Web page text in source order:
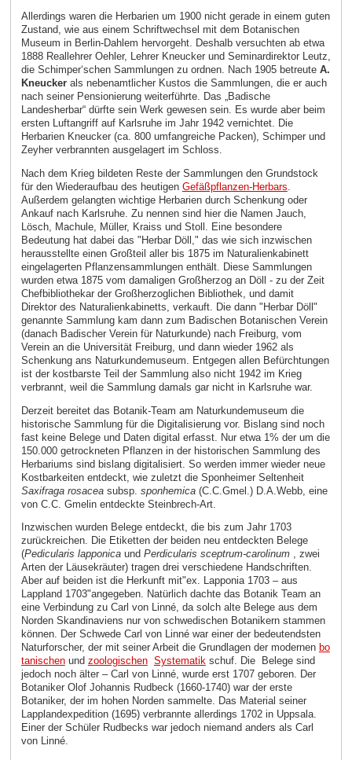
Allerdings waren die Herbarien um 1900 nicht gerade in einem guten
Zustand, wie aus einem Schriftwechsel mit dem Botanischen
Museum in Berlin-Dahlem hervorgeht. Deshalb versuchten ab etwa
1888 Reallehrer Oehler, Lehrer Kneucker und Seminardirektor Leutz,
die Schimper‘schen Sammlungen zu ordnen. Nach 1905 betreute A.
Kneuckerals nebenamtlicher Kustos die Sammlungen, die er auch
nach seiner Pensionierung weiterführte. Das „Badische
Landesherbar“ dürfte sein Werk gewesen sein. Es wurde aber beim
ersten Luftangriff auf Karlsruhe im Jahr 1942 vernichtet. Die
Herbarien Kneucker (ca. 800 umfangreiche Packen), Schimper und
Zeyher verbrannten ausgelagert im Schloss.
Nach dem Krieg bildeten Reste der Sammlungen den Grundstock
für den Wiederaufbau des heutigen Gefäßpflanzen-Herbars
Außerdem gelangten wichtige Herbarien durch Schenkung oder
Ankauf nach Karlsruhe. Zu nennen sind hier die Namen Jauch,
Lösch, Machule, Müller, Kraiss und Stoll. Eine besondere
Bedeutung hat dabei das "Herbar Döll," das wie sich inzwischen
herausstellte einen Großteil aller bis 1875 im Naturalienkabinett
eingelagerten Pflanzensammlungen enthält. Diese Sammlungen
wurden etwa 1875 vom damaligen Großherzog an Döll - zu der Zeit
Chefbibliothekar der Großherzoglichen Bibliothek, und damit
Direktor des Naturalienkabinetts, verkauft. Die dann "Herbar Döll"
genannte Sammlung kam dann zum Badischen Botanischen Verein
(danach Badischer Verein für Naturkunde) nach Freiburg, vom
Verein an die Universität Freiburg, und dann wieder 1962 als
Schenkung ans Naturkundemuseum. Entgegen allen Befürchtungen
ist der kostbarste Teil der Sammlung also nicht 1942 im Krieg
verbrannt, weil die Sammlung damals gar nicht in Karlsruhe war.
Derzeit bereitet das Botanik-Team am Naturkundemuseum die
historische Sammlung für die Digitalisierung vor. Bislang sind noch
fast keine Belege und Daten digital erfasst. Nur etwa 1% der um die
150.000 getrockneten Pflanzen in der historischen Sammlung des
Herbariums sind bislang digitalisiert. So werden immer wieder neue
Kostbarkeiten entdeckt, wie zuletzt die Sponheimer Seltenheit
Saxifraga rosaceasubsp. sponhemica(C.C.Gmel.) D.A.Webb, eine
von C.C. Gmelin entdeckte Steinbrech-Art.
Inzwischen wurden Belege entdeckt, die bis zum Jahr 1703
zurückreichen. Die Etiketten der beiden neu entdeckten Belege
(Pedicularis lapponicaund Perdicularis sceptrum-carolinum, zwei
Arten der Läusekräuter) tragen drei verschiedene Handschriften.
Aber auf beiden ist die Herkunft mit"ex. Lapponia 1703 – aus
Lappland 1703"angegeben. Natürlich dachte das Botanik Team an
eine Verbindung zu Carl von Linné, da solch alte Belege aus dem
Norden Skandinaviens nur von schwedischen Botanikern stammen
können. Der Schwede Carl von Linné war einer der bedeutendsten
Naturforscher, der mit seiner Arbeit die Grundlagen der modernen bo
tanischenund zoologischen Systematikschuf. Die Belege sind
jedoch noch älter – Carl von Linné, wurde erst 1707 geboren. Der
Botaniker Olof Johannis Rudbeck (1660-1740) war der erste
Botaniker, der im hohen Norden sammelte. Das Material seiner
Lapplandexpedition (1695) verbrannte allerdings 1702 in Uppsala.
Einer der Schüler Rudbecks war jedoch niemand anders als Carl
von Linné.